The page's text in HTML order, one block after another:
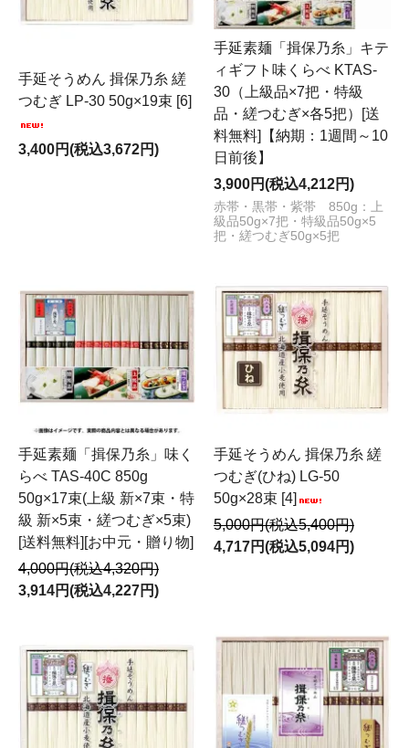
手延そうめん 揖保乃糸 縒
つむぎ LP-30 50g×19束 [6]
3,400円(税込3,672円)
手延素麺「揖保乃糸」キテ
ィギフト味くらべ KTAS-
30（上級品×7把・特級
品・縒つむぎ×各5把）[送
料無料]【納期：1週間～10
日前後】
3,900円(税込4,212円)
赤帯・黒帯・紫帯 850g：上
級品50g×7把・特級品50g×5
把・縒つむぎ50g×5把
手延素麺「揖保乃糸」味く
らべ TAS-40C 850g
50g×17束(上級 新×7束・特
級 新×5束・縒つむぎ×5束)
[送料無料][お中元・贈り物]
4,000円(税込4,320円)
3,914円(税込4,227円)
手延そうめん 揖保乃糸 縒
つむぎ(ひね) LG-50
50g×28束 [4]
5,000円(税込5,400円)
4,717円(税込5,094円)